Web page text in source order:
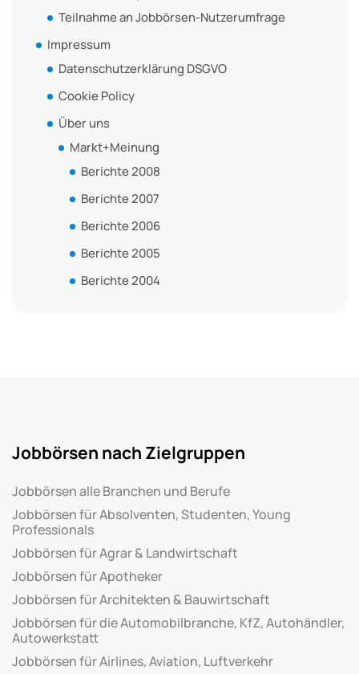
Teilnahme an Jobbörsen-Nutzerumfrage
Impressum
Datenschutzerklärung DSGVO
Cookie Policy
Über uns
Markt+Meinung
Berichte 2008
Berichte 2007
Berichte 2006
Berichte 2005
Berichte 2004
Jobbörsen nach Zielgruppen
Jobbörsen alle Branchen und Berufe
Jobbörsen für Absolventen, Studenten, Young
Professionals
Jobbörsen für Agrar & Landwirtschaft
Jobbörsen für Apotheker
Jobbörsen für Architekten & Bauwirtschaft
Jobbörsen für die Automobilbranche, KfZ, Autohändler,
Autowerkstatt
Jobbörsen für Airlines, Aviation, Luftverkehr